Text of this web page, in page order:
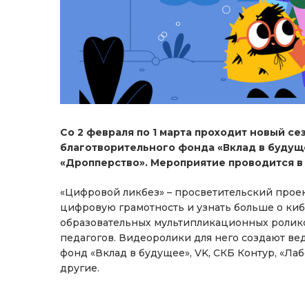
Со 2 февраля по 1 марта проходит новый
благотворительного фонда «Вклад в
«Дропперство». Мероприятие проводится
«Цифровой ликбез» – просветительский
цифровую грамотность и узнать больше о
образовательных мультипликационных
педагогов. Видеоролики для него создают
фонд «Вклад в будущее», VK, СКБ Контур,
другие.